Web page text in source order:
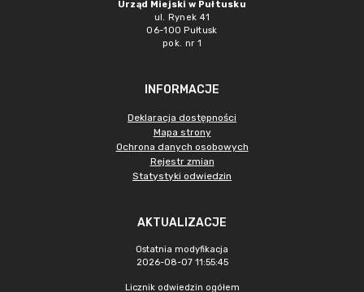
Urząd Miejski w Pułtusku
ul. Rynek 41
06-100 Pułtusk
pok. nr 1
INFORMACJE
Deklaracja dostępności
Mapa strony
Ochrona danych osobowych
Rejestr zmian
Statystyki odwiedzin
AKTUALIZACJE
Ostatnia modyfikacja
2026-08-07 11:55:45
Licznik odwiedzin ogółem